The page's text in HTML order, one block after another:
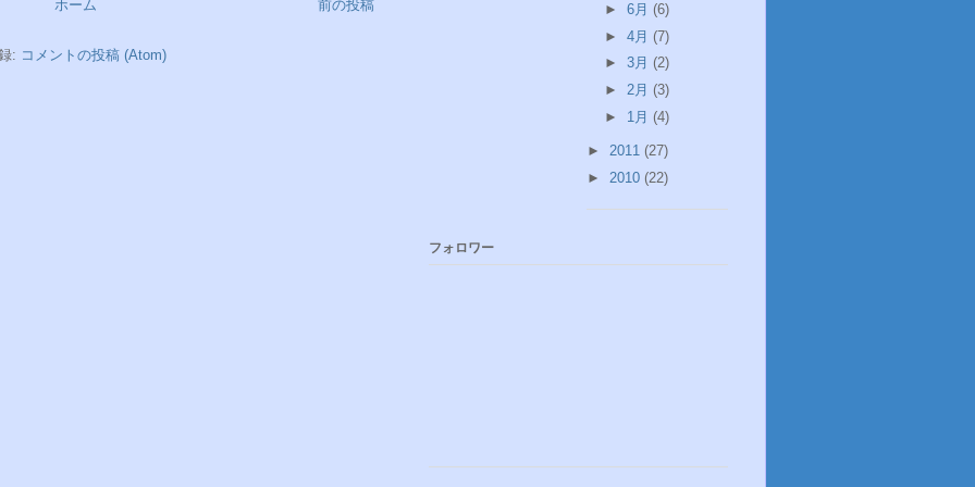
前の投稿
ホーム
: コメントの投稿 (Atom)
► 6月 (6)
► 4月 (7)
► 3月 (2)
► 2月 (3)
► 1月 (4)
► 2011 (27)
► 2010 (22)
フォロワー